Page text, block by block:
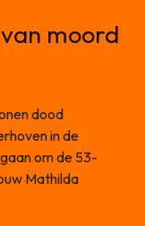
moord
dood
in de
om de 53-
Mathilda